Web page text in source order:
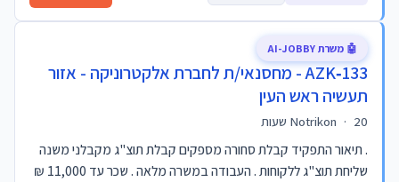
AZK‑133 - מחסנאי/ת לחברת אלקטרוניקה - אזור
תעשיה ראש העין
Notrikon · 20 שעות
. תיאור התפקיד קבלת סחורה מספקים קבלת תוצ"ג מקבלני משנה
שליחת תוצ"ג ללקוחות . העבודה במשרה מלאה . שכר עד 11,000 ₪
🤖 משרת AI-JOBBY